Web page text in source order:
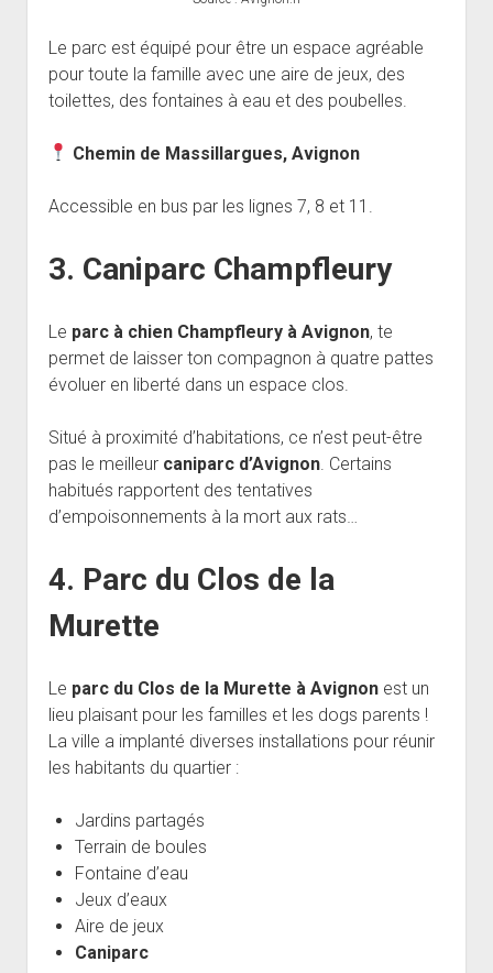
Le parc est équipé pour être un espace agréable
pour toute la famille avec une aire de jeux, des
toilettes, des fontaines à eau et des poubelles.
Chemin de Massillargues, Avignon
Accessible en bus par les lignes 7, 8 et 11.
3. Caniparc Champfleury
Le parc à chien Champfleury à Avignon, te
permet de laisser ton compagnon à quatre pattes
évoluer en liberté dans un espace clos.
Situé à proximité d’habitations, ce n’est peut-être
pas le meilleur caniparc d’Avignon. Certains
habitués rapportent des tentatives
d’empoisonnements à la mort aux rats…
4. Parc du Clos de la
Murette
Le parc du Clos de la Murette à Avignonest un
lieu plaisant pour les familles et les dogs parents !
La ville a implanté diverses installations pour réunir
les habitants du quartier :
Jardins partagés
Terrain de boules
Fontaine d’eau
Jeux d’eaux
Aire de jeux
Caniparc